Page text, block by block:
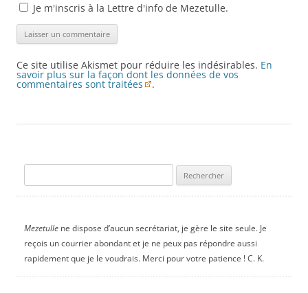
Je m'inscris à la Lettre d'info de Mezetulle.
Ce site utilise Akismet pour réduire les indésirables. En
savoir plus sur la façon dont les données de vos
commentaires sont traitées .
Mezetullene dispose d’aucun secrétariat, je gère le site seule. Je
reçois un courrier abondant et je ne peux pas répondre aussi
rapidement que je le voudrais. Merci pour votre patience ! C. K.